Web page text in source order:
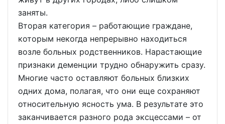
заняты.
Вторая категория – работающие граждане,
которым некогда непрерывно находиться
возле больных родственников. Нарастающие
признаки деменции трудно обнаружить сразу.
Многие часто оставляют больных близких
одних дома, полагая, что они еще сохраняют
относительную ясность ума. В результате это
заканчивается разного рода эксцессами – от